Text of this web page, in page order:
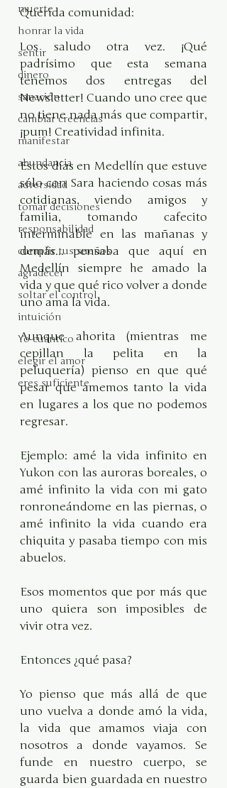
muerte
honrar la vida
sentir
dinero
sanación
cambiar creencias
manifestar
abundancia
adversidad
tomar decisiones
responsabilidad
cumplir tus sueños
agradecer
soltar el control
intuición
Yo cuántico
elegir el amor
eres suficiente
Querida comunidad:
Los saludo otra vez. ¡Qué
padrísimo que esta semana
tenemos dos entregas del
Newsletter! Cuando uno cree que
no tiene nada más que compartir,
¡pum! Creatividad infinita.
Estos días en Medellín que estuve
sólo con Sara haciendo cosas más
cotidianas, viendo amigos y
familia, tomando cafecito
interminable en las mañanas y
demás... pensaba que aquí en
Medellín siempre he amado la
vida y que qué rico volver a donde
uno ama la vida.
​Aunque ahorita (mientras me
cepillan la pelita en la
peluquería) pienso en que qué
pesar que amemos tanto la vida
en lugares a los que no podemos
regresar.
Ejemplo: amé la vida infinito en
Yukon con las auroras boreales, o
amé infinito la vida con mi gato
ronroneándome en las piernas, o
amé infinito la vida cuando era
chiquita y pasaba tiempo con mis
abuelos.
Esos momentos que por más que
uno quiera son imposibles de
vivir otra vez.
Entonces ¿qué pasa?
Yo pienso que más allá de que
uno vuelva a donde amó la vida,
la vida que amamos viaja con
nosotros a donde vayamos. Se
funde en nuestro cuerpo, se
guarda bien guardada en nuestro